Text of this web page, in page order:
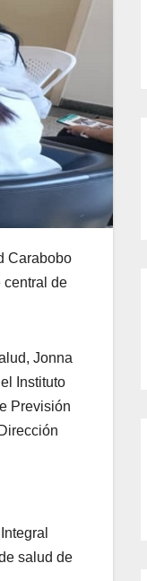
Carabobo
central de
Jonna
Instituto
Previsión
salud de